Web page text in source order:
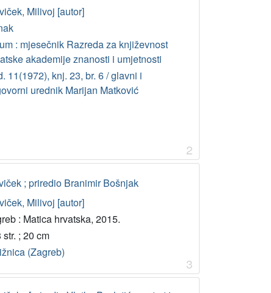
Milivoj [autor]
: mjesečnik Razreda za književnost
akademije znanosti i umjetnosti
11(1972), knj. 23, br. 6 / glavni i
urednik Marijan Matković
2
; priredio Branimir Bošnjak
Milivoj [autor]
: Matica hrvatska, 2015.
str. ; 20 cm
(Zagreb)
3